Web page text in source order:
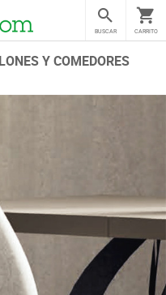
CARRITO
BUSCAR
Y COMEDORES